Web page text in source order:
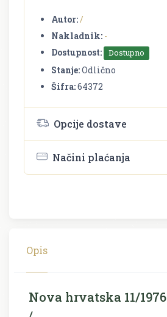
Autor:/
Nakladnik: -
Dostupnost:
Dostupno
Stanje:Odlično
Šifra:64372
Opcije dostave
Načini plaćanja
Opis
Nova hrvatska 11/1976